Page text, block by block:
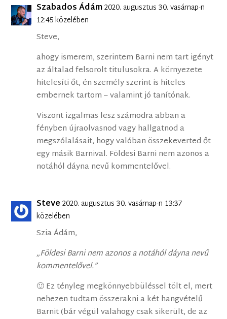
Szabados Ádám2020. augusztus 30. vasárnap-n
12:45 közelében
Steve,
ahogy ismerem, szerintem Barni nem tart igényt
az általad felsorolt titulusokra. A környezete
hitelesíti őt, én személy szerint is hiteles
embernek tartom – valamint jó tanítónak.
Viszont izgalmas lesz számodra abban a
fényben újraolvasnod vagy hallgatnod a
megszólalásait, hogy valóban összekeverted őt
egy másik Barnival. Földesi Barni nem azonos a
notáhól dáyna nevű kommentelővel.
Steve 2020. augusztus 30. vasárnap-n 13:37
közelében
Szia Ádám,
„Földesi Barni nem azonos a notáhól dáyna nevű
kommentelővel.”
🙂 Ez tényleg megkönnyebbüléssel tölt el, mert
nehezen tudtam összerakni a két hangvételű
Barnit (bár végül valahogy csak sikerült, de az